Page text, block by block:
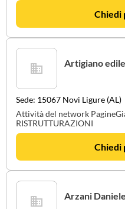
Chiedi
Artigiano
Sede: 15067 Novi Ligure (AL)
Attività del network
RISTRUTTURAZIONI
Chiedi
Arzani